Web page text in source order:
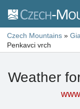
Czech Mountains »
Penkavci vrch
Weather